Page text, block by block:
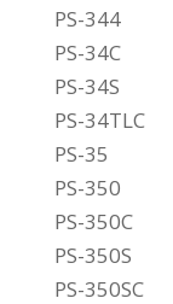
PS-344
PS-34C
PS-34S
PS-34TLC
PS-35
PS-350
PS-350C
PS-350S
PS-350SC